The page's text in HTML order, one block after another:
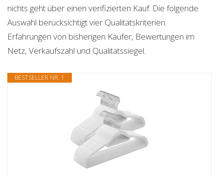
nichts geht über einen verifizierten Kauf. Die folgende
Auswahl berücksichtigt vier Qualitätskriterien.
Erfahrungen von bisherigen Käufer, Bewertungen im
Netz, Verkaufszahl und Qualitätssiegel.
BESTSELLER NR. 1